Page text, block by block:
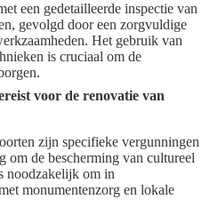
een gedetailleerde inspectie van
gevolgd door een zorgvuldige
Het gebruik van
is cruciaal om de
voor de renovatie van
zijn specifieke vergunningen
om de bescherming van cultureel
noodzakelijk om in
monumentenzorg en lokale